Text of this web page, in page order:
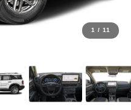
1 / 11